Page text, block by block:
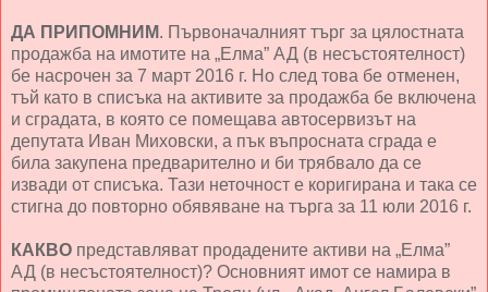
ДА ПРИПОМНИМ. Първоначалният търг за цялостната
продажба на имотите на „Елма” АД (в несъстоятелност)
бе насрочен за 7 март 2016 г. Но след това бе отменен,
тъй като в списъка на активите за продажба бе включена
и сградата, в която се помещава автосервизът на
депутата Иван Миховски, а пък въпросната сграда е
била закупена предварително и би трябвало да се
извади от списъка. Тази неточност е коригирана и така се
стигна до повторно обявяване на търга за 11 юли 2016 г.
КАКВО представляват продадените активи на „Елма”
АД (в несъстоятелност)? Основният имот се намира в